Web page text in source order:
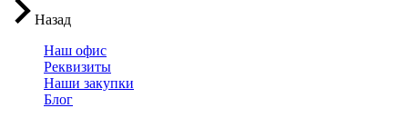
Назад
Наш офис
Реквизиты
Наши закупки
Блог